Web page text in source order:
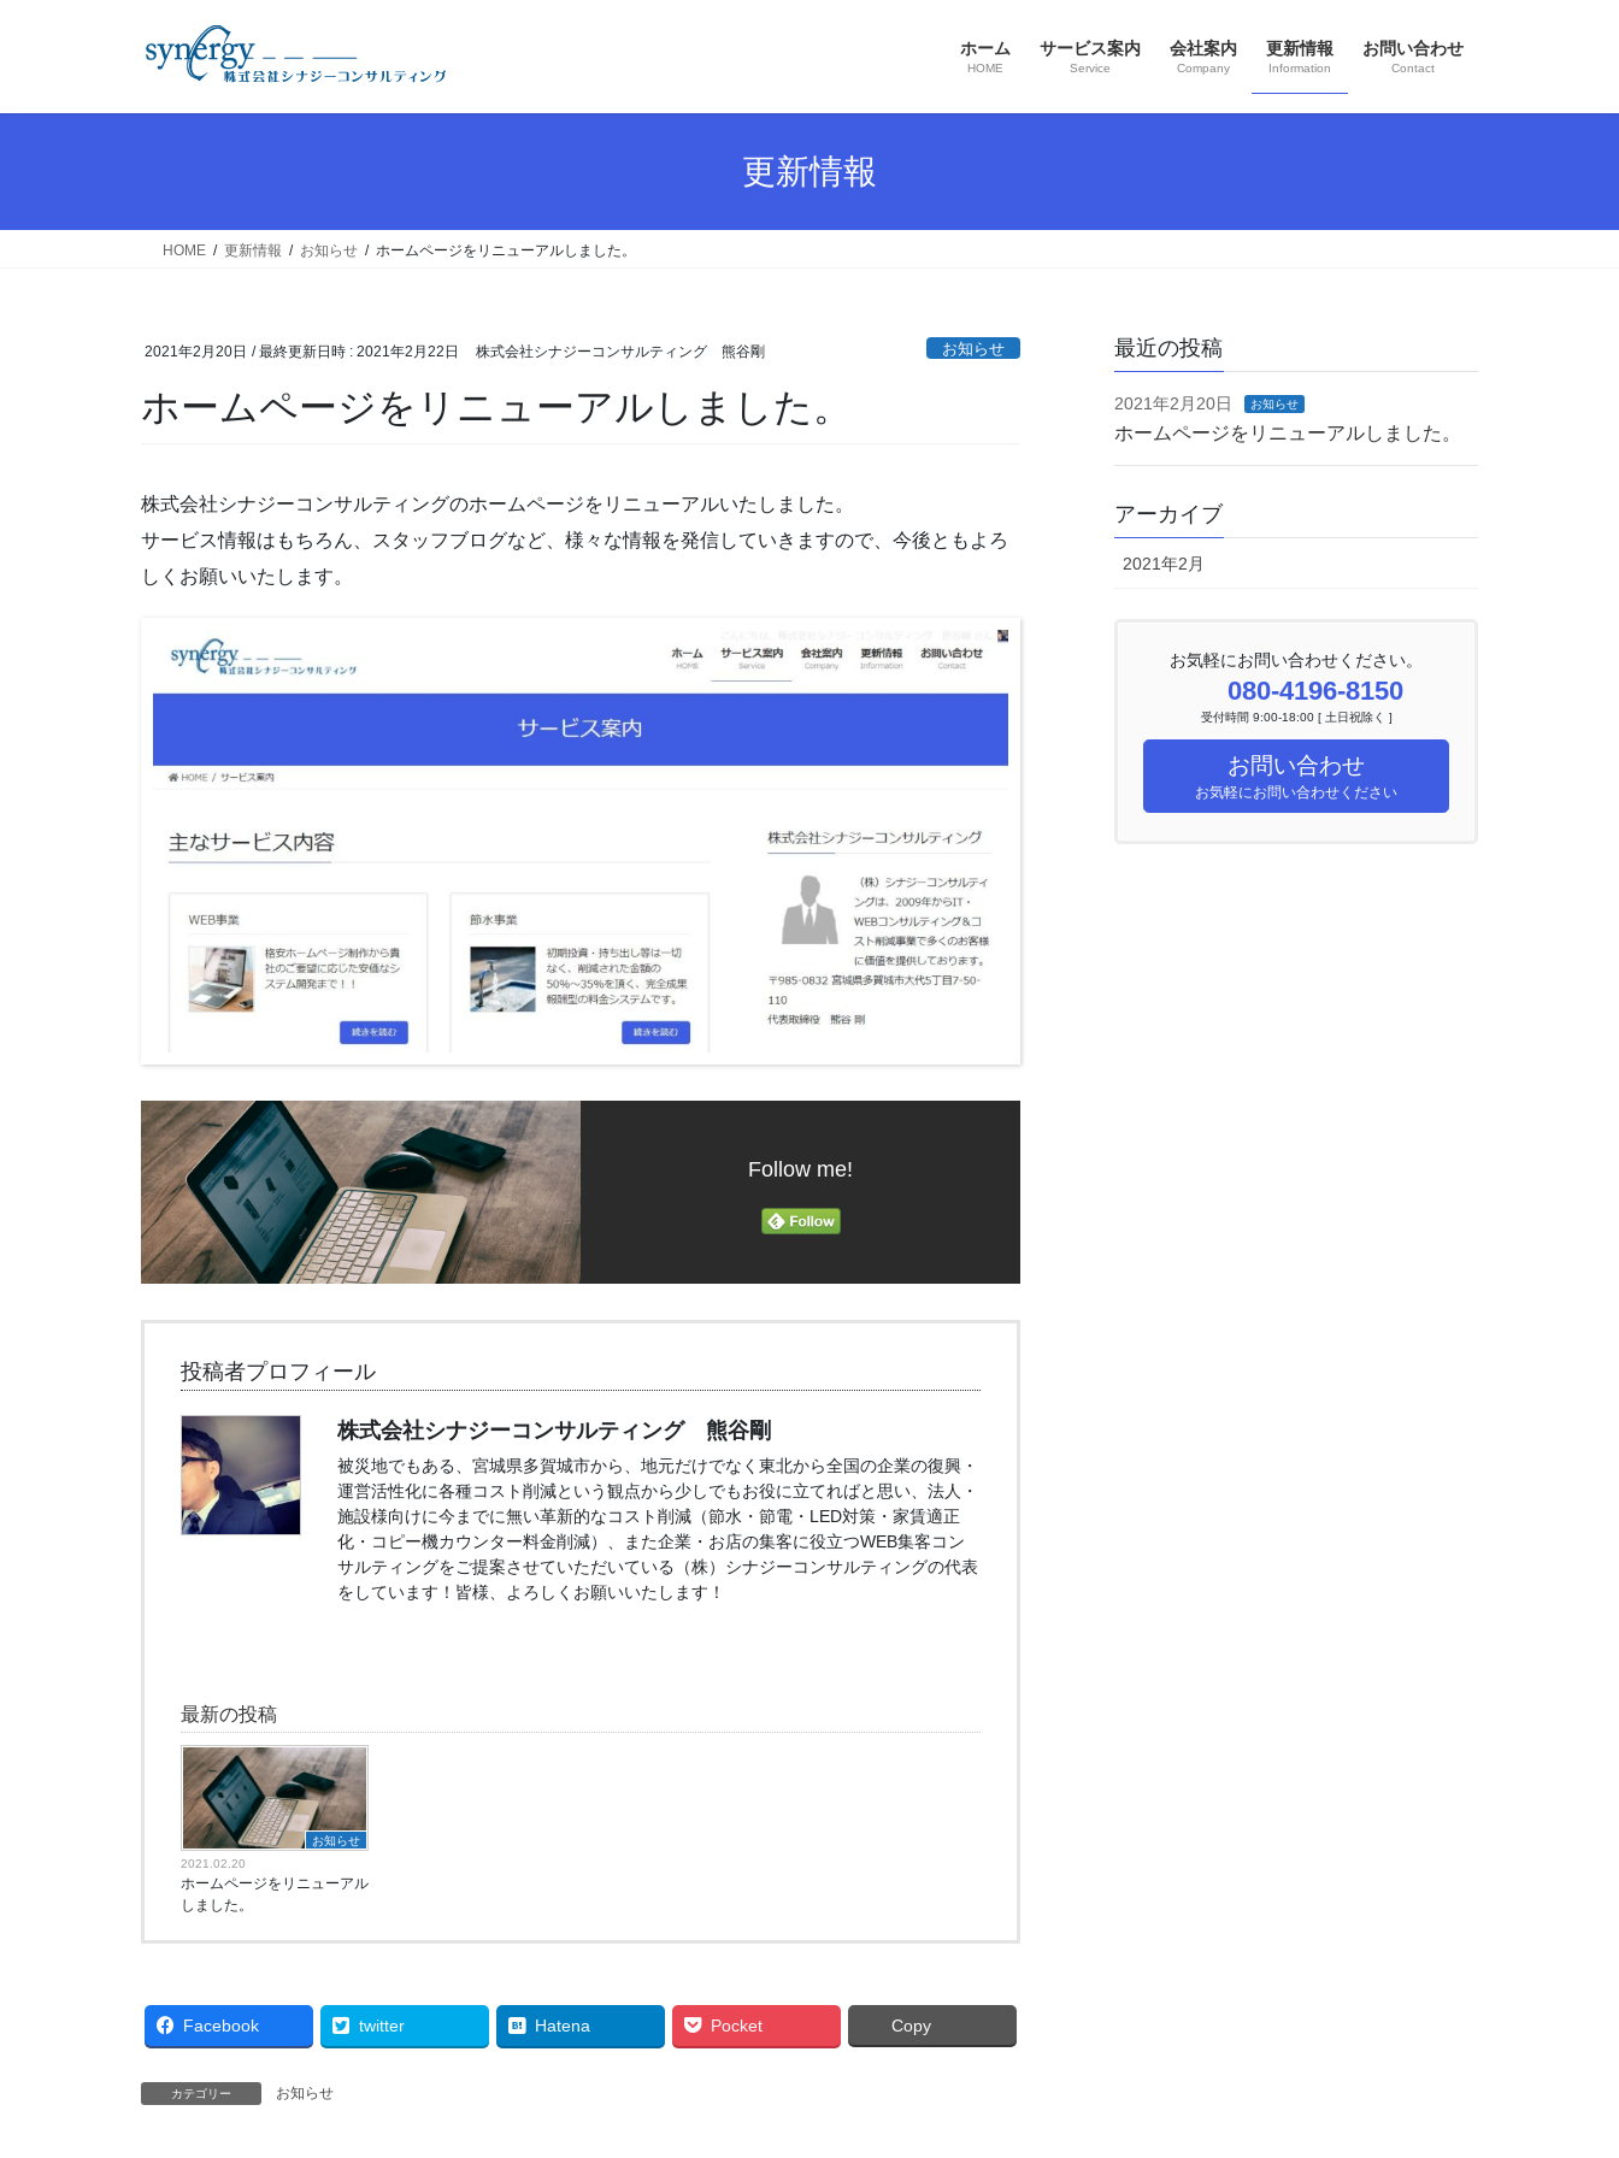
ホーム
HOME
サービス案内
Service
会社案内
Company
更新情報
Information
お問い合わせ
Contact
更新情報
HOME 更新情報 お知らせ ホームページをリニューアルしました。
2021年2月20日 / 最終更新日時 : 2021年2月22日 株式会社シナジーコンサルティング 熊谷剛 お知らせ
ホームページをリニューアルしました。
株式会社シナジーコンサルティングのホームページをリニューアルいたしました。
サービス情報はもちろん、スタッフブログなど、様々な情報を発信していきますので、今後ともよろ
しくお願いいたします。
Follow me!
投稿者プロフィール
株式会社シナジーコンサルティング 熊谷剛
被災地でもある、宮城県多賀城市から、地元だけでなく東北から全国の企業の復興・
運営活性化に各種コスト削減という観点から少しでもお役に立てればと思い、法人・
施設様向けに今までに無い革新的なコスト削減（節水・節電・LED対策・家賃適正
化・コピー機カウンター料金削減）、また企業・お店の集客に役立つWEB集客コン
サルティングをご提案させていただいている（株）シナジーコンサルティングの代表
をしています！皆様、よろしくお願いいたします！
最新の投稿
お知らせ
2021.02.20
ホームページをリニューアル
しました。
Facebook twitter Hatena Pocket Copy
カテゴリー お知らせ
最近の投稿
2021年2月20日 お知らせ
ホームページをリニューアルしました。
アーカイブ
2021年2月
お気軽にお問い合わせください。
080-4196-8150
受付時間 9:00-18:00 [ 土日祝除く ]
お問い合わせ
お気軽にお問い合わせください